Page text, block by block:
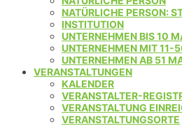
NATÜRLICHE PERSON:
INSTITUTION
UNTERNEHMEN BIS 10
UNTERNEHMEN MIT 11-
UNTERNEHMEN AB 51
VERANSTALTUNGEN
KALENDER
VERANSTALTER-
VERANSTALTUNG
VERANSTALTUNGSORTE